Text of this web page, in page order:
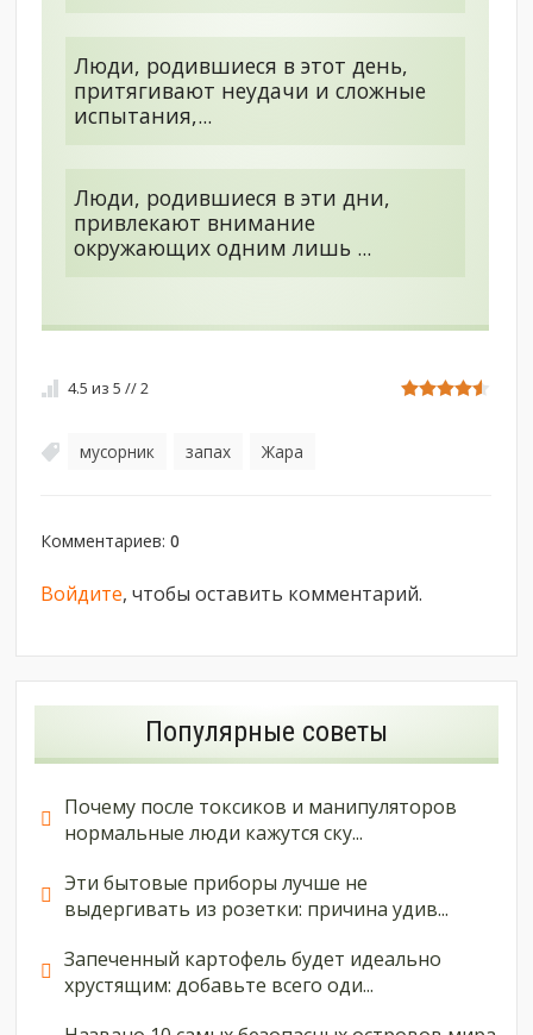
Люди, родившиеся в этот день,
притягивают неудачи и сложные
испытания,...
Люди, родившиеся в эти дни,
привлекают внимание
окружающих одним лишь ...
4.5 из5 //2
мусорник запах Жара
Комментариев:0
Войдите, чтобы оставить комментарий.
Популярные советы
Почему после токсиков и манипуляторов
нормальные люди кажутся ску...
Эти бытовые приборы лучше не
выдергивать из розетки: причина удив...
Запеченный картофель будет идеально
хрустящим: добавьте всего оди...